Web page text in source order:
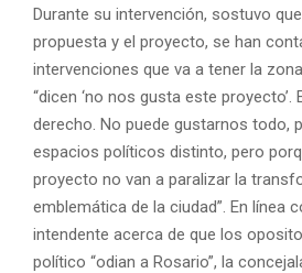
Durante su intervención, sostuvo
propuesta y el proyecto, se han
intervenciones que va a tener la
“dicen ‘no nos gusta este proyecto’.
derecho. No puede gustarnos todo,
espacios políticos distinto, pero
proyecto no van a paralizar la
emblemática de la ciudad”. En línea
intendente acerca de que los
político “odian a Rosario”, la